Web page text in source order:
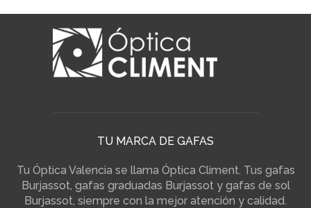
TU MARCA DE GAFAS
Tu Óptica Valencia se llama Óptica Climent. Tus gafas
Burjassot, gafas graduadas Burjassot y gafas de sol
Burjassot, siempre con la mejor atención y calidad.